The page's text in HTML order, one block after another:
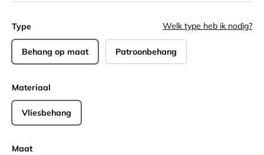
Type Welk type heb ik nodig?
Behang op maat Patroonbehang
Materiaal
Vliesbehang
Maat